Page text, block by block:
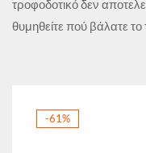
τροφοδοτικό δεν
θυμηθείτε πού βάλατε
-61%